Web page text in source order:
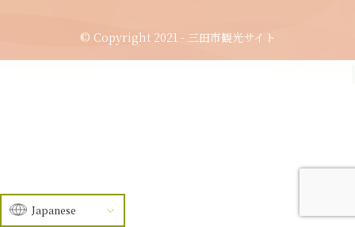
© Copyright 2021 - 三田市観光サイト